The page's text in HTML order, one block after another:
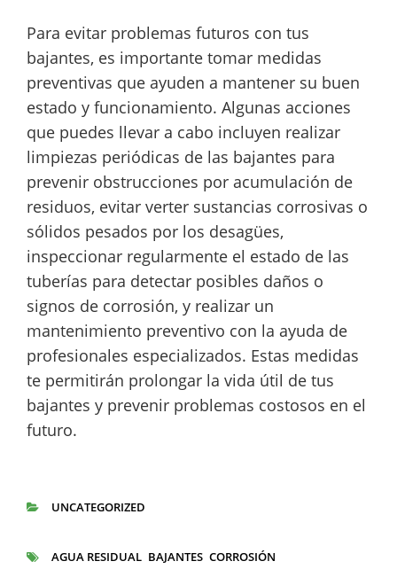
Para evitar problemas futuros con tus
bajantes, es importante tomar medidas
preventivas que ayuden a mantener su buen
estado y funcionamiento. Algunas acciones
que puedes llevar a cabo incluyen realizar
limpiezas periódicas de las bajantes para
prevenir obstrucciones por acumulación de
residuos, evitar verter sustancias corrosivas o
sólidos pesados por los desagües,
inspeccionar regularmente el estado de las
tuberías para detectar posibles daños o
signos de corrosión, y realizar un
mantenimiento preventivo con la ayuda de
profesionales especializados. Estas medidas
te permitirán prolongar la vida útil de tus
bajantes y prevenir problemas costosos en el
futuro.
UNCATEGORIZED
AGUA RESIDUAL BAJANTES CORROSIÓN